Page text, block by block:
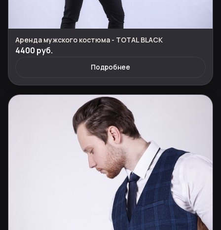
Аренда мужского костюма - TOTAL BLACK
4400 руб.
Подробнее